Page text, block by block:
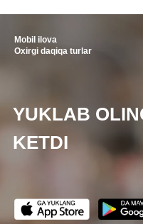
Mobil ilova
Oxirgi daqiqa turlar
YUKLAB
KETDI